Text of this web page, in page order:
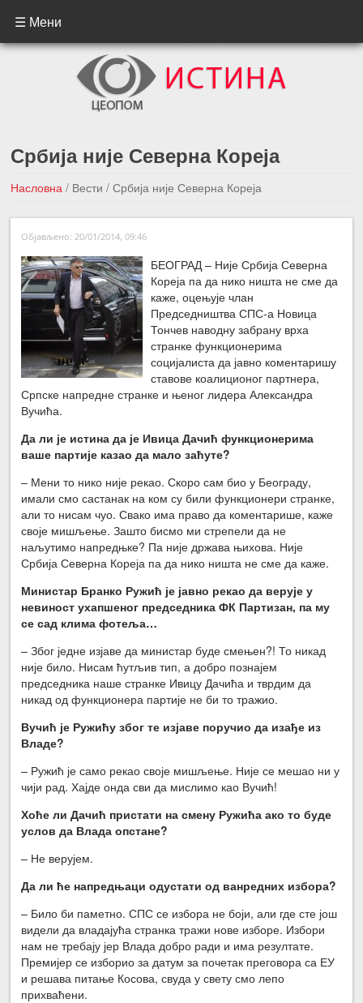
☰ Мени
Србија није Северна Кореја
Насловна / Вести/ Србија није Северна Кореја
←Претходна вест
Следећа вест →
Објављено: 20/01/2014, 09:46
БЕОГРАД – Није Србија Северна
Кореја па да нико ништа не сме да
каже, оцењује члан
Председништва СПС-а Новица
Тончев наводну забрану врха
странке функционерима
социјалиста да јавно коментаришу
ставове коалиционог партнера,
Српске напредне странке и њеног лидера Александра
Вучића.
Да ли је истина да је Ивица Дачић функционерима
ваше партије казао да мало заћуте?
– Мени то нико није рекао. Скоро сам био у Београду,
имали смо састанак на ком су били функционери странке,
али то нисам чуо. Свако има право да коментарише, каже
своје мишљење. Зашто бисмо ми стрепели да не
наљутимо напредњке? Па није држава њихова. Није
Србија Северна Кореја па да нико ништа не сме да каже.
Министар Бранко Ружић је јавно рекао да верује у
невиност ухапшеног председника ФК Партизан, па му
се сад клима фотеља…
– Због једне изјаве да министар буде смењен?! То никад
није било. Нисам ћутљив тип, а добро познајем
председника наше странке Ивицу Дачића и тврдим да
никад од функционера партије не би то тражио.
Вучић је Ружићу због те изјаве поручио да изађе из
Владе?
– Ружић је само рекао своје мишљење. Није се мешао ни у
чији рад. Хајде онда сви да мислимо као Вучић!
Хоће ли Дачић пристати на смену Ружића ако то буде
услов да Влада опстане?
– Не верујем.
Да ли ће напредњаци одустати од ванредних избора?
– Било би паметно. СПС се избора не боји, али где сте још
видели да владајућа странка тражи нове изборе. Избори
нам не требају јер Влада добро ради и има резултате.
Премијер се изборио за датум за почетак преговора са ЕУ
и решава питање Косова, свуда у свету смо лепо
прихваћени.